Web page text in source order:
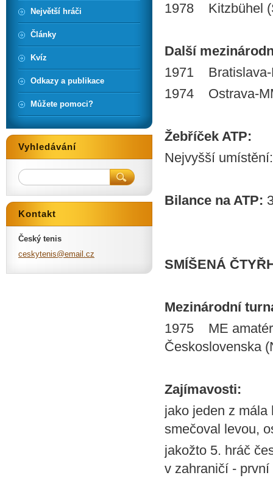
1978 Kitzbühel
Další
1971 Bratislava-
1974 Ostrava-
Žebříček ATP:
Nejvyšší
Bilance na ATP:
SMÍŠENÁ
Mezinárodní
1975 ME
Československa
Zajímavosti:
jako jeden z mála
smečoval levou,
jakožto 5. hráč
v zahraničí -
Největší hráči
Články
Kvíz
Odkazy a publikace
Můžete pomoci?
Vyhledávání
Kontakt
Český tenis
ceskytenis@email .cz